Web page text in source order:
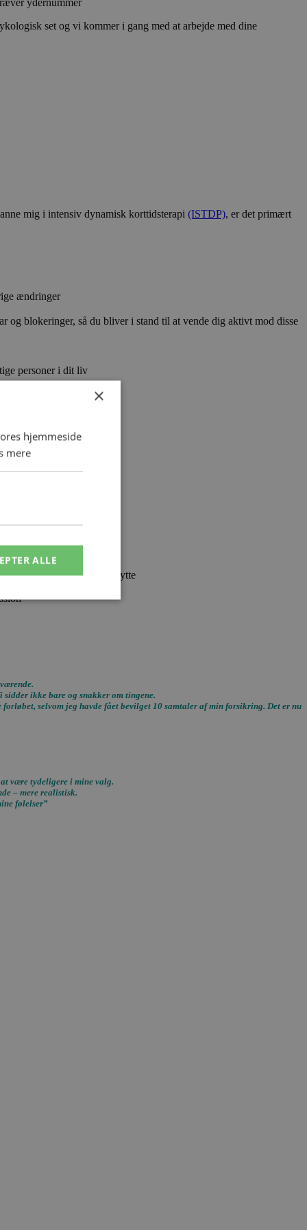
set og vi kommer i gang med at arbejde med dine
mig i intensiv dynamisk korttidsterapi (ISTDP), er det primært
ændringer
og blokeringer, så du bliver i stand til at vende dig aktivt mod disse
personer i dit liv
for at optimere dit udbytte
ikke bare og snakker om tingene.
selvom jeg havde fået bevilget 10 samtaler af min forsikring. Det er nu
være tydeligere i mine valg.
– mere realistisk.
følelser”
×
hjemmeside
mere
ALLE
til at huske
at